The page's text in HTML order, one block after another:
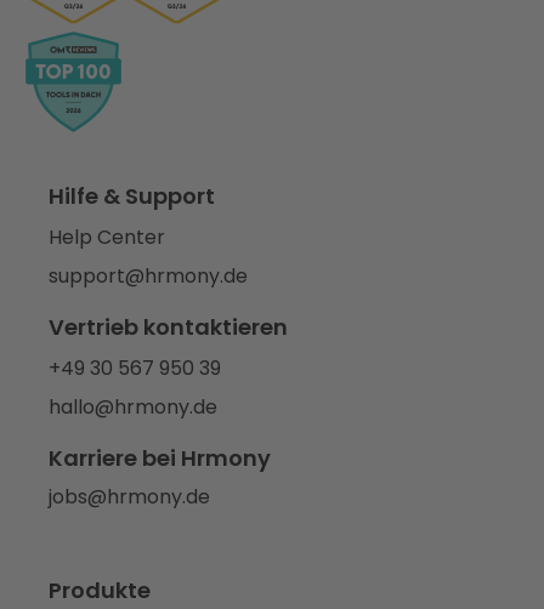
Hilfe & Support
Help Center
support@hrmony.de
Vertrieb kontaktieren
+49 30 567 950 39
hallo@hrmony.de
Karriere bei Hrmony
jobs@hrmony.de
Produkte